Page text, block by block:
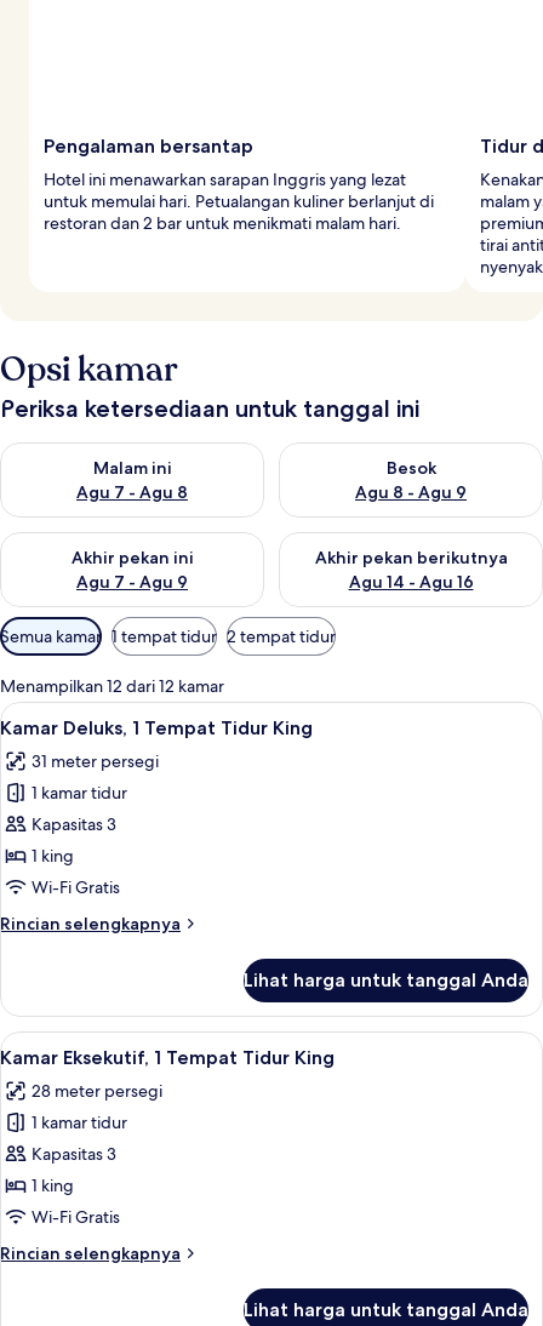
Pengalaman bersantap
Hotel ini menawarkan sarapan Inggris yang lezat
untuk memulai hari. Petualangan kuliner berlanjut di
restoran dan 2 bar untuk menikmati malam hari.
Tidur
malam
tirai
Opsi kamar
Periksa ketersediaan untuk tanggal ini
Malam ini
Agu 7 - Agu 8
Periksa ketersediaan untuk malam ini Agu 7 - Agu 8
Besok
Agu 8 - Agu 9
Periksa ketersediaan untuk
Akhir pekan ini
Agu 7 - Agu 9
Periksa ketersediaan untuk akhir pekan ini Agu 7 - Agu 9
Akhir pekan berikutnya
Agu 14 - Agu 16
Periksa ketersediaan untuk
Filter
tersedia
untuk
kamar
Semua kamar 1 tempat tidur 2 tempat tidur
Menampilkan 12 dari 12 kamar
Lihat
semua
foto
untuk
Kamar
Deluks,
1
Tidur
1 kamar tidur, seprai katun Mesir,
5
Kamar Deluks, 1 Tempat Tidur King
31 meter persegi
1 kamar tidur
Kapasitas 3
1 king
Wi-Fi Gratis
Rincian selengkapnya
Rincian
Kamar
Deluks,
1
Tidur
King
Lihat harga untuk tanggal Anda
Lihat
semua
foto
untuk
Kamar
Eksekutif,
1
Tidur
Kamar Eksekutif, 1 Tempat Tidur
4
Kamar Eksekutif, 1 Tempat Tidur King
28 meter persegi
1 kamar tidur
Kapasitas 3
1 king
Wi-Fi Gratis
Rincian selengkapnya
Rincian
Lihat harga untuk tanggal Anda